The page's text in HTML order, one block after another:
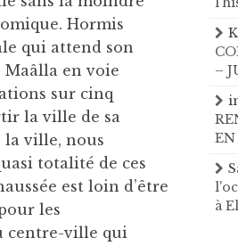
Hormis
qui attend son
Maâlla en voie
sur cinq
la ville de sa
la ville, nous
totalité de ces
est loin d’être
les
centre-ville qui
–
EN
à